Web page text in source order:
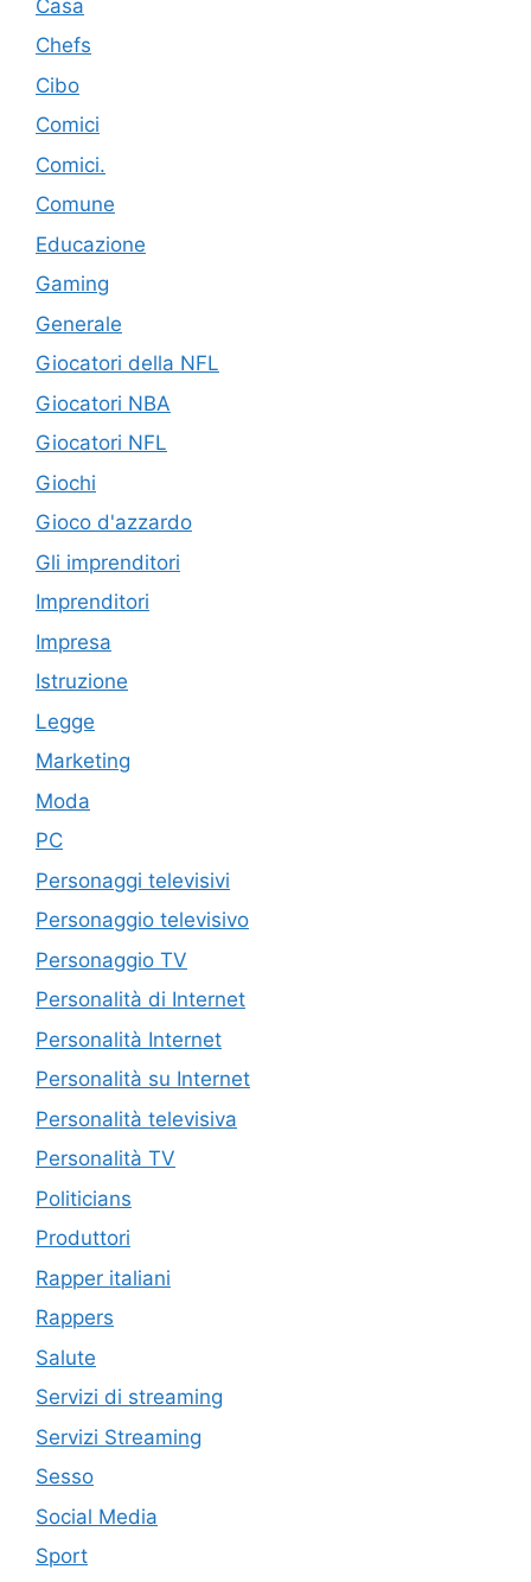
Casa
Chefs
Cibo
Comici
Comici.
Comune
Educazione
Gaming
Generale
Giocatori della NFL
Giocatori NBA
Giocatori NFL
Giochi
Gioco d'azzardo
Gli imprenditori
Imprenditori
Impresa
Istruzione
Legge
Marketing
Moda
PC
Personaggi televisivi
Personaggio televisivo
Personaggio TV
Personalità di Internet
Personalità Internet
Personalità su Internet
Personalità televisiva
Personalità TV
Politicians
Produttori
Rapper italiani
Rappers
Salute
Servizi di streaming
Servizi Streaming
Sesso
Social Media
Sport